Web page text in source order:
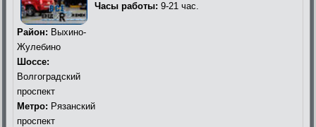
Часы работы: 9-21 час.
Район: Выхино-
Жулебино
Шоссе:
Волгоградский
проспект
Метро: Рязанский
проспект